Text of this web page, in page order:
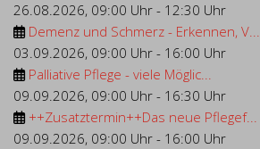
26.08.2026, 09:00 Uhr - 12:30 Uhr
Demenz und Schmerz - Erkennen, V...
03.09.2026, 09:00 Uhr - 16:00 Uhr
Palliative Pflege - viele Möglic...
09.09.2026, 09:00 Uhr - 16:30 Uhr
++Zusatztermin++Das neue Pflegef...
09.09.2026, 09:00 Uhr - 16:00 Uhr